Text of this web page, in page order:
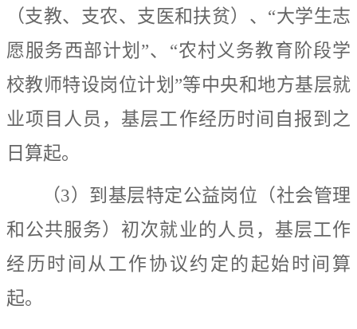
（支教、支农、支医和扶贫）、 “大学生志
愿服务西部计划 ”、 “农村义务教育阶段学
校教师特设岗位计划 ”等中央和地方基层就
业项目人员，基层工作经历时间自报到之
日算起。
（3 ）到基层特定公益岗位（社会管理
和公共服务）初次就业的人员，基层工作
经历时间从工作协议约定的起始时间算
起。